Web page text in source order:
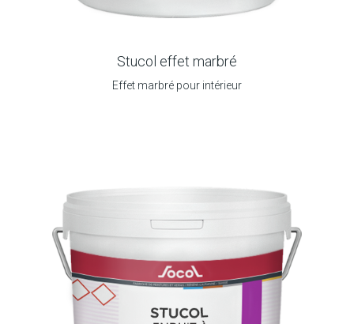
Stucol effet marbré
Effet marbré pour intérieur